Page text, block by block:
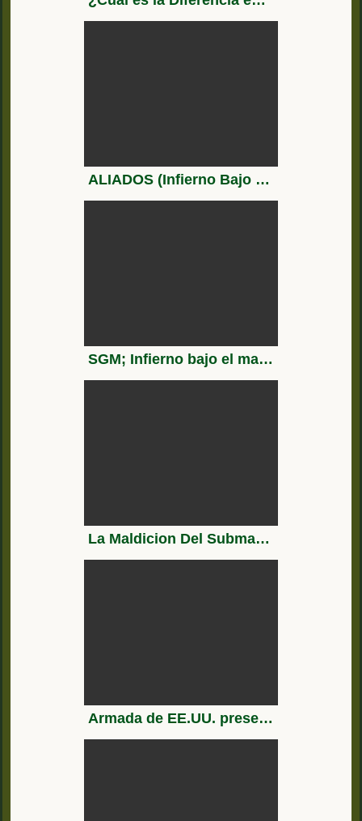
ALIADOS (Infierno Bajo el Mar-6) Viaje Fatal
SGM; Infierno bajo el mar (Temporada 2) 2. Submarino de asalto
La Maldicion Del Submarino UB-65
Armada de EE.UU. presenta su cañón láser